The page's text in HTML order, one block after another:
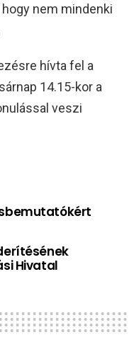
nem mindenki
hívta fel a
14.15-kor a
veszi
Hivatal